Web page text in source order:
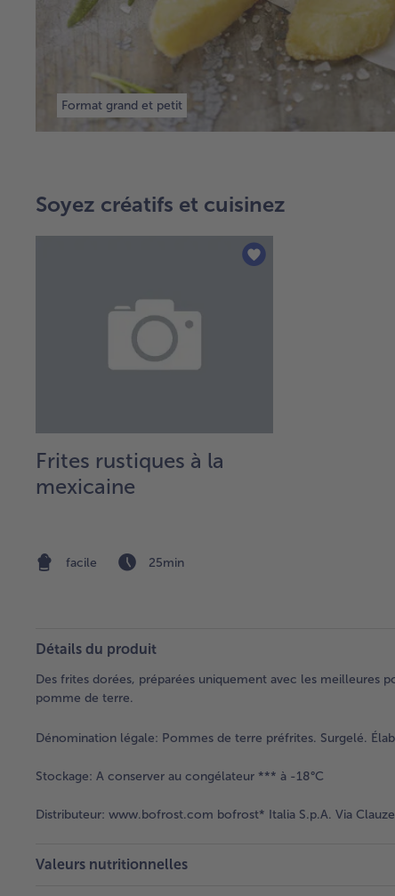
Format grand et petit
Soyez créatifs et cuisinez
Frites rustiques à la
mexicaine
facile 25min
Détails du produit
Des frites dorées, préparées uniquement avec les meilleures
pomme de terre.
Dénomination légale: Pommes de terre préfrites. Surgelé.
Stockage: A conserver au congélateur *** à -18°C
Distributeur: www.bofrost.com bofrost* Italia S.p.A. Via
Valeurs nutritionnelles